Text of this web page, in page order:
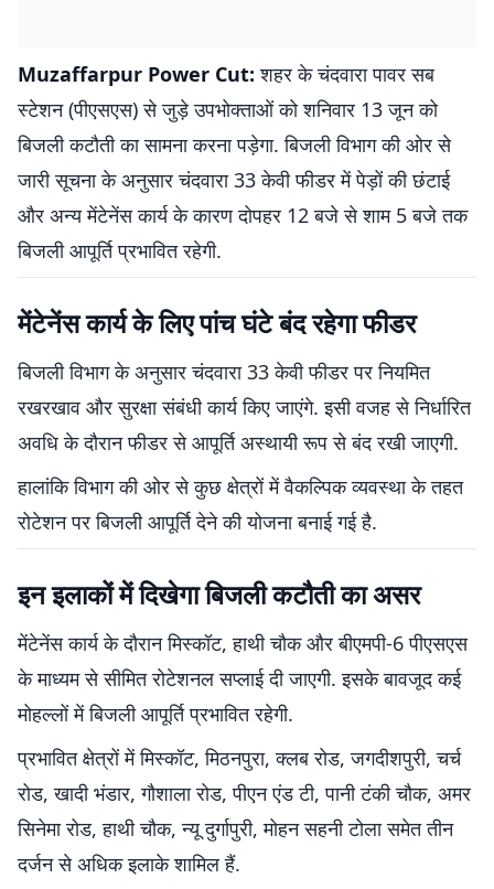
Muzaffarpur Power Cut: शहर के चंदवारा पावर सब
स्टेशन (पीएसएस) से जुड़े उपभोक्ताओं को शनिवार 13 जून को
बिजली कटौती का सामना करना पड़ेगा. बिजली विभाग की ओर से
जारी सूचना के अनुसार चंदवारा 33 केवी फीडर में पेड़ों की छंटाई
और अन्य मेंटेनेंस कार्य के कारण दोपहर 12 बजे से शाम 5 बजे तक
बिजली आपूर्ति प्रभावित रहेगी.
मेंटेनेंस कार्य के लिए पांच घंटे बंद रहेगा फीडर
बिजली विभाग के अनुसार चंदवारा 33 केवी फीडर पर नियमित
रखरखाव और सुरक्षा संबंधी कार्य किए जाएंगे. इसी वजह से निर्धारित
अवधि के दौरान फीडर से आपूर्ति अस्थायी रूप से बंद रखी जाएगी.
हालांकि विभाग की ओर से कुछ क्षेत्रों में वैकल्पिक व्यवस्था के तहत
रोटेशन पर बिजली आपूर्ति देने की योजना बनाई गई है.
इन इलाकों में दिखेगा बिजली कटौती का असर
मेंटेनेंस कार्य के दौरान मिस्कॉट, हाथी चौक और बीएमपी-6 पीएसएस
के माध्यम से सीमित रोटेशनल सप्लाई दी जाएगी. इसके बावजूद कई
मोहल्लों में बिजली आपूर्ति प्रभावित रहेगी.
प्रभावित क्षेत्रों में मिस्कॉट, मिठनपुरा, क्लब रोड, जगदीशपुरी, चर्च
रोड, खादी भंडार, गौशाला रोड, पीएन एंड टी, पानी टंकी चौक, अमर
सिनेमा रोड, हाथी चौक, न्यू दुर्गापुरी, मोहन सहनी टोला समेत तीन
दर्जन से अधिक इलाके शामिल हैं.